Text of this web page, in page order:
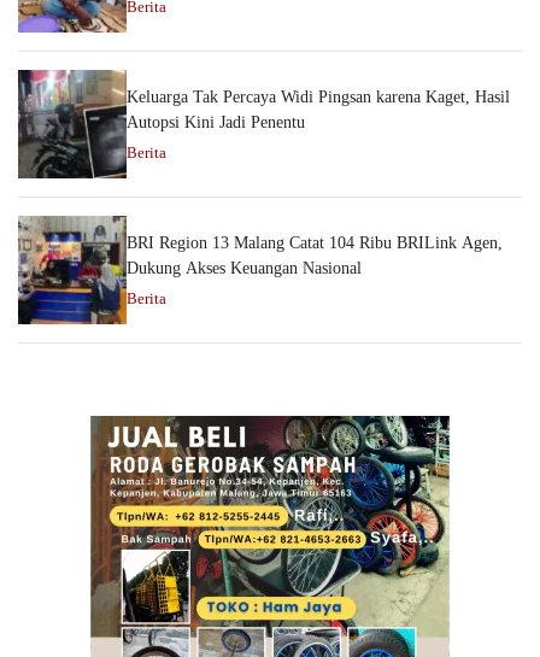
Berita
Keluarga Tak Percaya Widi Pingsan karena Kaget, Hasil
Autopsi Kini Jadi Penentu
Berita
BRI Region 13 Malang Catat 104 Ribu BRILink Agen,
Dukung Akses Keuangan Nasional
Berita